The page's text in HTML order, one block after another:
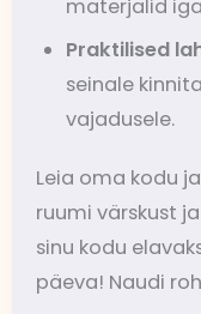
materjalid
Praktilised
seinale
vajadusele.
Leia oma kodu
ruumi värskust
sinu kodu
päeva! Naudi